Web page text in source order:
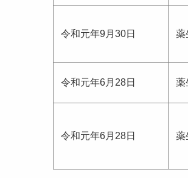
令和元年9月30日 薬
令和元年6月28日 薬
令和元年6月28日 薬